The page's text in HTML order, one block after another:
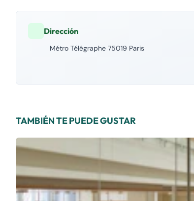
Dirección
Métro Télégraphe 75019 Paris
TAMBIÉN TE PUEDE GUSTAR